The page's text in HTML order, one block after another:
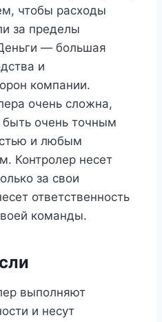
чтобы расходы
за пределы
— большая
и
компании.
очень сложна,
очень точным
и любым
Контролер несет
за свои
ответственность
команды.
выполняют
и несут